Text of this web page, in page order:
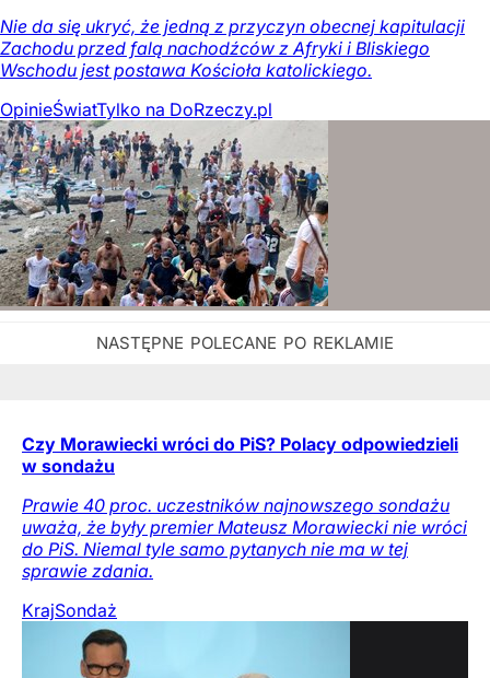
Nie da się ukryć, że jedną z przyczyn obecnej kapitulacji
Zachodu przed falą nachodźców z Afryki i Bliskiego
Wschodu jest postawa Kościoła katolickiego.
OpinieŚwiatTylko na DoRzeczy.pl
Czy Morawiecki wróci do PiS? Polacy odpowiedzieli
w sondażu
Prawie 40 proc. uczestników najnowszego sondażu
uważa, że były premier Mateusz Morawiecki nie wróci
do PiS. Niemal tyle samo pytanych nie ma w tej
sprawie zdania.
KrajSondaż